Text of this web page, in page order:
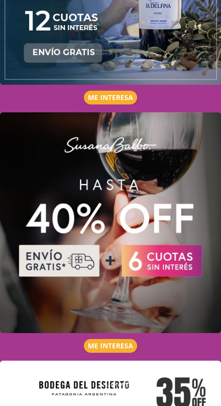
ME INTERESA
ME INTERESA